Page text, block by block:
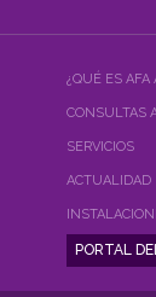
¿QUÉ ES AFA
CONSULTAS
SERVICIOS
ACTUALIDAD